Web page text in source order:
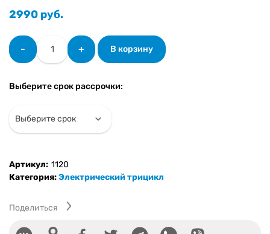
2990 руб.
-
Количество
товара
Электрический
SHTENLI
XL
(40)
(аккумулятор
4шт
+ В корзину
Выберите срок рассрочки:
Артикул: 1120
Категория:Электрический трицикл
Поделиться